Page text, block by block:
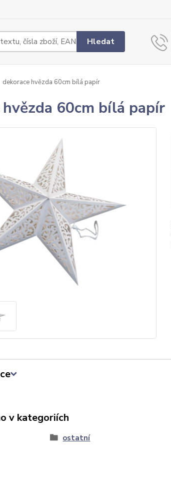
Hledat
dekorace hvězda 60cm bílá papír
60cm bílá papír
v kategoriích
ostatní